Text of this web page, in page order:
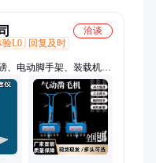
洽谈
验L0
回复及时
、电动脚手架、装载机电
板升降机、内撑吊具、混
、平移门电机、超市防盗
农业打药机、履带底盘、